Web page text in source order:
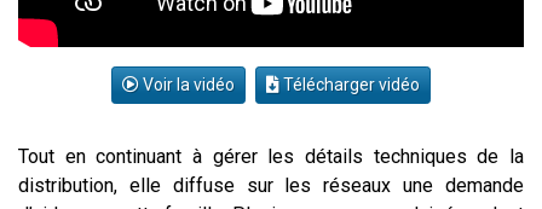
Voir la vidéo Télécharger vidéo
Tout en continuant à gérer les détails techniques de la
distribution, elle diffuse sur les réseaux une demande